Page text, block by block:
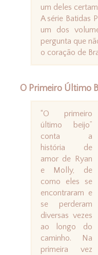
um deles
A série Batidas
um dos
pergunta que
o coração de
O Primeiro Último
“O primeiro
último beijo”
conta a
história de
amor de Ryan
e Molly, de
como eles se
encontraram e
se perderam
diversas vezes
ao longo do
caminho. Na
primeira vez